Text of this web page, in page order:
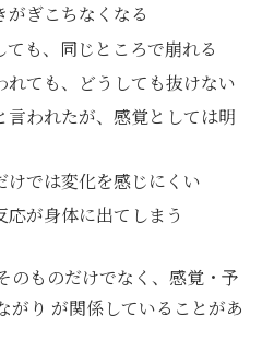
がぎこちなくなる
ても、同じところで崩れる
れても、どうしても抜けない
言われたが、感覚としては明
けでは変化を感じにくい
が身体に出てしまう
のものだけでなく、感覚・予
がり が関係していることがあ